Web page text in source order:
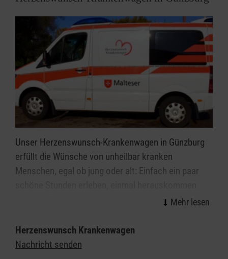
Unser Herzenswunsch-Krankenwagen in Günzburg
erfüllt die Wünsche von unheilbar kranken
Menschen, egal ob jung oder alt: Einfach ein paar
Speziell geschulte Ehrenamtliche aus dem
medizinischen Bereich stehen den Kindern,
Herzenswunsch Krankenwagen
Nachricht senden